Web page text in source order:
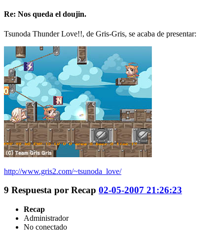
Re: Nos queda el doujin.
Tsunoda Thunder Love!!, de Gris-Gris, se acaba de presentar:
http://www.gris2.com/~tsunoda_love/
9 Respuesta por Recap 02-05-2007 21:26:23
Recap
Administrador
No conectado